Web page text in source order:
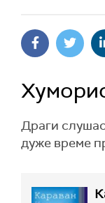
Драги
дуже време